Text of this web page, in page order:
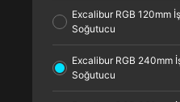
Excalibur RGB 120mm
Soğutucu
Excalibur RGB 240mm
Soğutucu